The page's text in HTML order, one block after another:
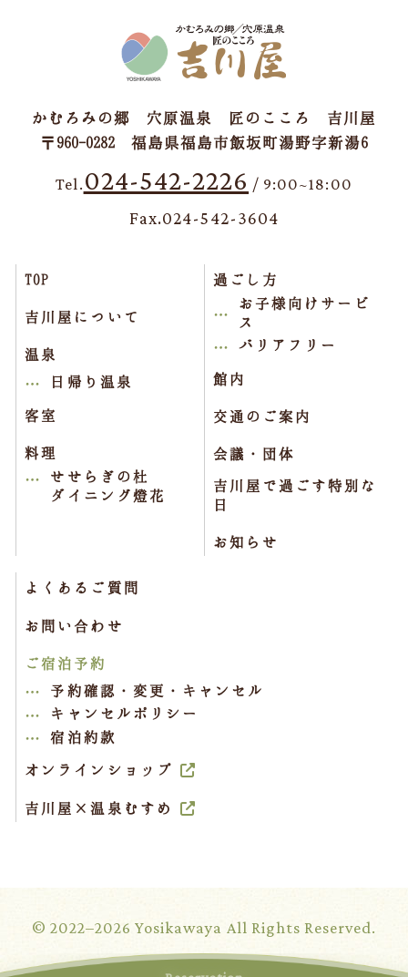
かむろみの郷 穴原温泉 匠のこころ 吉川屋
〒960-0282 福島県福島市飯坂町湯野字新湯6
Tel. 024-542-2226 / 9:00~18:00
Fax.024-542-3604
TOP
吉川屋について
温泉
日帰り温泉
客室
料理
せせらぎの杜
ダイニング燈花
過ごし方
お子様向けサービ
ス
バリアフリー
館内
交通のご案内
会議・団体
吉川屋で過ごす特別な
日
お知らせ
よくあるご質問
お問い合わせ
ご宿泊予約
予約確認・変更・キャンセル
キャンセルポリシー
宿泊約款
オンラインショップ
吉川屋×温泉むすめ
© 2022–2026 Yosikawaya All Rights Reserved.